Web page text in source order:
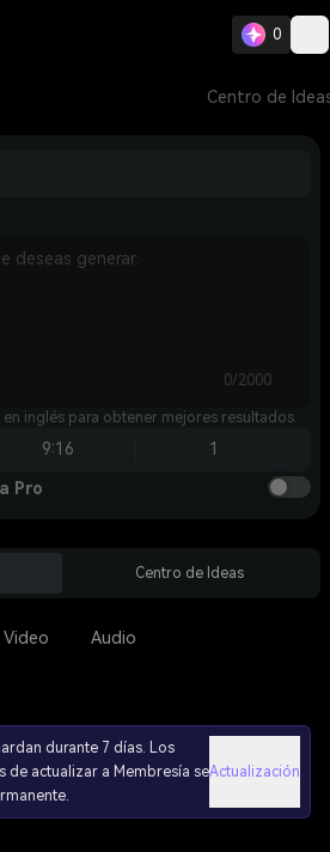
0
Centro de
0/2000
en inglés para obtener mejores resultados.
9:16 1
Pro
Centro de Ideas
Video Audio
durante 7 días. Los
de actualizar a Membresía seActualización